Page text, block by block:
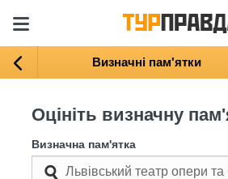
Визначні пам'ятки
Оцініть визначну
Визначна пам'ятка